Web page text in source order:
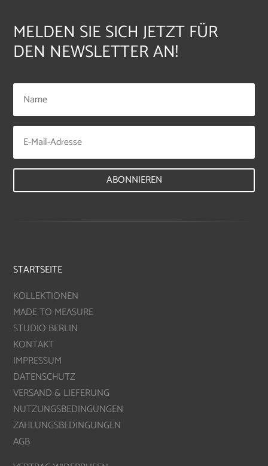
MELDEN SIE SICH JETZT FÜR
DEN NEWSLETTER AN!
ABONNIEREN
STARTSEITE
KOLLEKTIONEN
MADE TO MEASURE
STUDIO BERLIN
KONTAKT
IMPRESSUM
DATENSCHUTZ
VERSAND & LIEFERUNG
NUTZUNGSBEDINGUNGEN
ZAHLUNGSBEDINGUNGEN
AGB